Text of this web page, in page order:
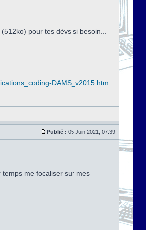
pour tes dévs si besoin...
DAMS_v2015.htm
Publié : 05 Juin 2021, 07:39
me focaliser sur mes